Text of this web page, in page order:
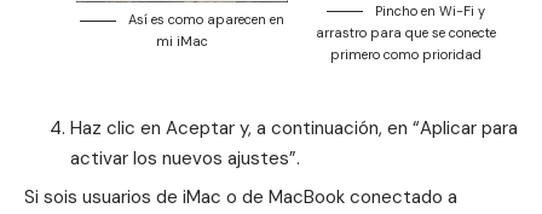
Así es como aparecen en
mi iMac
Pincho en Wi-Fi y
arrastro para que se conecte
primero como prioridad
Haz clic en Aceptar y, a continuación, en “Aplicar para
activar los nuevos ajustes”.
Si sois usuarios de iMac o de MacBook conectado a